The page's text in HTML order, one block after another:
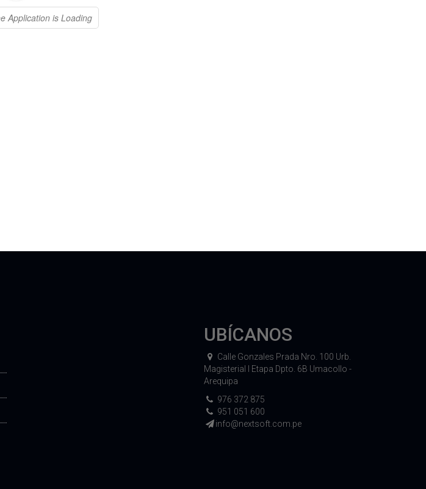
UBÍCANOS
Calle Gonzales Prada Nro. 100 Urb.
Magisterial I Etapa Dpto. 6B Umacollo -
Arequipa
976 372 875
951 051 600
info@nextsoft.com.pe